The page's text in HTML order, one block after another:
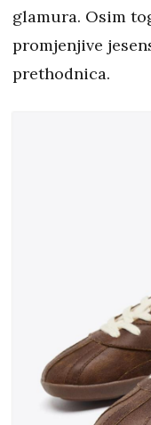
glamura. Osim
promjenjive
prethodnica.